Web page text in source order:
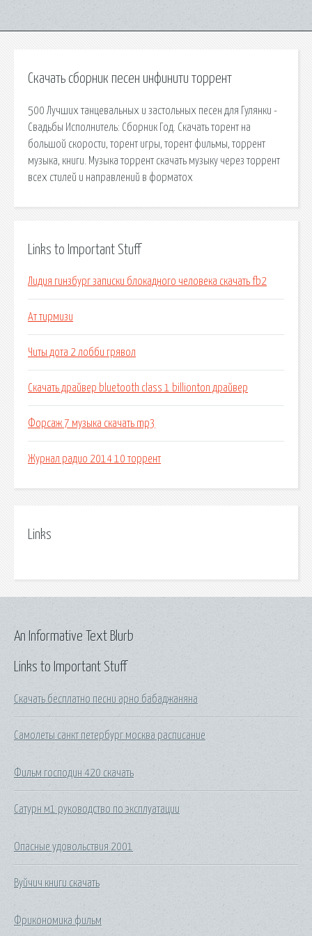
Скачать сборник песен инфинити торрент
500 Лучших танцевальных и застольных песен для Гулянки -
Свадьбы Исполнитель: Сборник Год. Скачать торент на
большой скорости, торент игры, торент фильмы, торрент
музыка, книги. Музыка торрент скачать музыку через торрент
всех стилей и направлений в форматох
Links to Important Stuff
Лидия гинзбург записки блокадного человека скачать fb2
Ат тирмизи
Читы дота 2 лобби грявол
Скачать драйвер bluetooth class 1 billionton драйвер
Форсаж 7 музыка скачать mp3
Журнал радио 2014 10 торрент
Links
Links to Important Stuff
Скачать бесплатно песни арно бабаджаняна
Самолеты санкт петербург москва расписание
Фильм господин 420 скачать
Сатурн м1 руководство по эксплуатации
Опасные удовольствия 2001
Вуйчич книги скачать
Фрикономика фильм
An Informative Text Blurb